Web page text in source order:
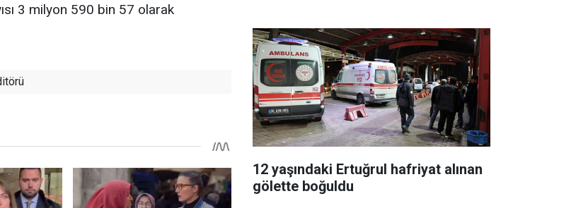
3 milyon 590 bin 57 olarak
12 yaşındaki Ertuğrul hafriyat alınan
gölette boğuldu